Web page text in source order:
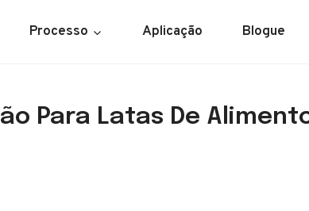
Processo Aplicação Blogue
Para Latas De